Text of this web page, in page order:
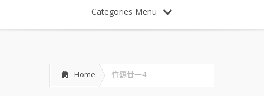
Categories Menu
Home 竹鶴廿一4